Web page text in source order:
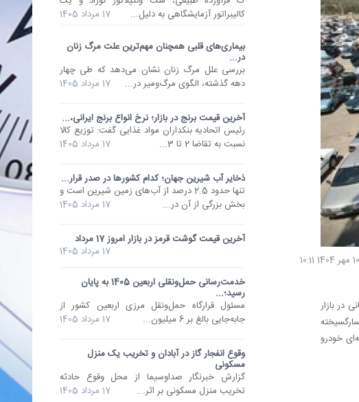
کالیبراتور آزمایشگاهی به دلیل...
17 مرداد 1405
بیماری‌های قلبی همچنان مهم‌ترین علت مرگ زنان
در...
بررسی علل مرگ زنان نشان می‌دهد که طی چهار
دهه گذشته، الگوی مرگ‌ومیر در...
17 مرداد 1405
آخرین قیمت برنج در بازار؛ نرخ انواع برنج ایرانی،...
رئیس اتحادیه بنکداران مواد غذایی گفت: توزیع کالا
نسبت به تقاضا 2 تا 3...
17 مرداد 1405
ذخایر آب شیرین جهان؛ کدام کشورها در صدر قرار...
تنها حدود 2.5 درصد از آب‌های زمین شیرین است و
بخش بزرگی از آن در...
17 مرداد 1405
آخرین قیمت گوشت قرمز در بازار امروز 17 مرداد
17 مرداد 1405
خدمت‌رسانی حمل‌ونقلی اربعین 1405 به پایان
رسید؛...
مسئول قرارگاه حمل‌ونقل مرزی اربعین کشور از
جابه‌جایی بالغ بر 6 میلیون...
17 مرداد 1405
وقوع انفجار گاز در آبادان و تخریب یک منزل
مسکونی
گزارش خبرنگار صداوسیما از محل وقوع حادثه‌
تخریب منزل مسکونی بر اثر...
17 مرداد 1405
هیجانی در بازار
خودرو